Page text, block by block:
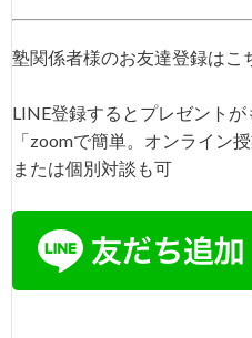
塾関係者様のお友達登録はこ
LINE登録するとプレゼントが
「zoomで簡単。オンライン
または個別対談も可